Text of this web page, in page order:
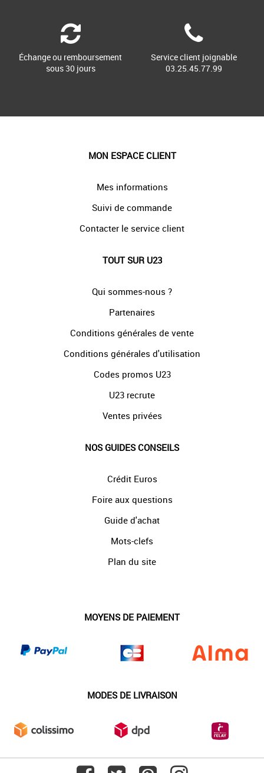
Échange ou remboursement
sous 30 jours
Service client joignable
03.25.45.77.99
MON ESPACE CLIENT
Mes informations
Suivi de commande
Contacter le service client
TOUT SUR U23
Qui sommes-nous ?
Partenaires
Conditions générales de vente
Conditions générales d'utilisation
Codes promos U23
U23 recrute
Ventes privées
NOS GUIDES CONSEILS
Crédit Euros
Foire aux questions
Guide d'achat
Mots-clefs
Plan du site
MOYENS DE PAIEMENT
MODES DE LIVRAISON